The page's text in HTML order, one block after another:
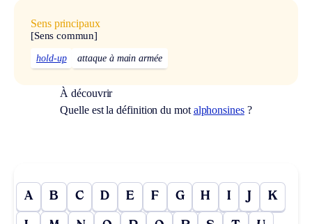
Sens principaux
[Sens commun]
hold-up attaque à main armée
À découvrir
Quelle est la définition du mot alphonsines?
A B C D E F G H I J K